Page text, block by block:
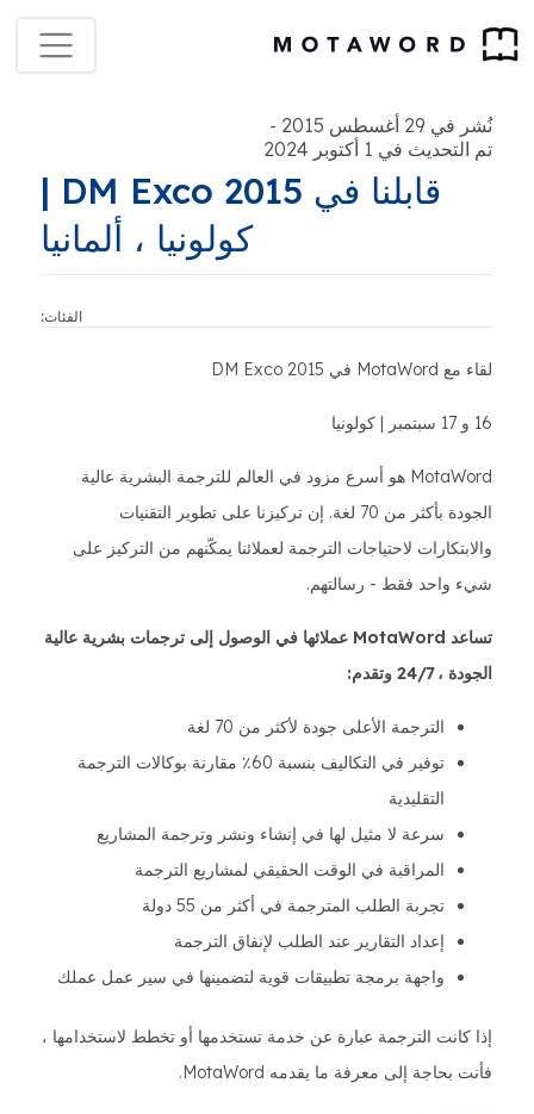
نُشر في 29 أغسطس 2015 -
تم التحديث في 1 أكتوبر 2024
قابلنا في DM Exco 2015 |
كولونيا ، ألمانيا
الفئات:
لقاء مع MotaWord في DM Exco 2015
16 و 17 سبتمبر | كولونيا
MotaWord هو أسرع مزود في العالم للترجمة البشرية عالية
الجودة بأكثر من 70 لغة. إن تركيزنا على تطوير التقنيات
والابتكارات لاحتياجات الترجمة لعملائنا يمكّنهم من التركيز على
شيء واحد فقط - رسالتهم.
تساعد MotaWord عملائها في الوصول إلى ترجمات بشرية عالية
الجودة ، 24/7 وتقدم:
الترجمة الأعلى جودة لأكثر من 70 لغة
توفير في التكاليف بنسبة 60٪ مقارنة بوكالات الترجمة
التقليدية
سرعة لا مثيل لها في إنشاء ونشر وترجمة المشاريع
المراقبة في الوقت الحقيقي لمشاريع الترجمة
تجربة الطلب المترجمة في أكثر من 55 دولة
إعداد التقارير عند الطلب لإنفاق الترجمة
واجهة برمجة تطبيقات قوية لتضمينها في سير عمل عملك
إذا كانت الترجمة عبارة عن خدمة تستخدمها أو تخطط لاستخدامها ،
فأنت بحاجة إلى معرفة ما يقدمه MotaWord.